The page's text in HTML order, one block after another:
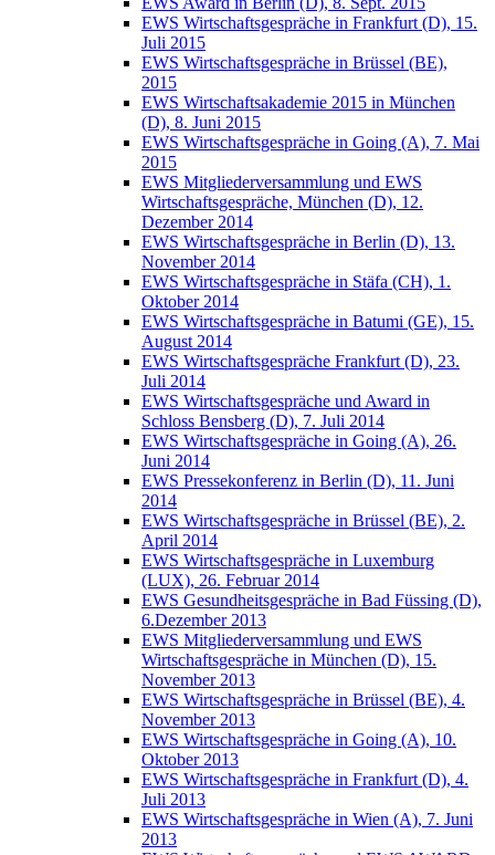
EWS Wirtschaftsgespräche in Frankfurt (D), 15.
Juli 2015
EWS Wirtschaftsgespräche in Brüssel (BE),
2015
EWS Wirtschaftsakademie 2015 in München
(D), 8. Juni 2015
EWS Wirtschaftsgespräche in Going (A), 7. Mai
2015
EWS Mitgliederversammlung und EWS
Wirtschaftsgespräche, München (D), 12.
Dezember 2014
EWS Wirtschaftsgespräche in Berlin (D), 13.
November 2014
EWS Wirtschaftsgespräche in Stäfa (CH), 1.
Oktober 2014
EWS Wirtschaftsgespräche in Batumi (GE), 15.
August 2014
EWS Wirtschaftsgespräche Frankfurt (D), 23.
Juli 2014
EWS Wirtschaftsgespräche und Award in
Schloss Bensberg (D), 7. Juli 2014
EWS Wirtschaftsgespräche in Going (A), 26.
Juni 2014
EWS Pressekonferenz in Berlin (D), 11. Juni
2014
EWS Wirtschaftsgespräche in Brüssel (BE), 2.
April 2014
EWS Wirtschaftsgespräche in Luxemburg
(LUX), 26. Februar 2014
EWS Gesundheitsgespräche in Bad Füssing (D),
6.Dezember 2013
EWS Mitgliederversammlung und EWS
Wirtschaftsgespräche in München (D), 15.
November 2013
EWS Wirtschaftsgespräche in Brüssel (BE), 4.
November 2013
EWS Wirtschaftsgespräche in Going (A), 10.
Oktober 2013
EWS Wirtschaftsgespräche in Frankfurt (D), 4.
Juli 2013
EWS Wirtschaftsgespräche in Wien (A), 7. Juni
2013